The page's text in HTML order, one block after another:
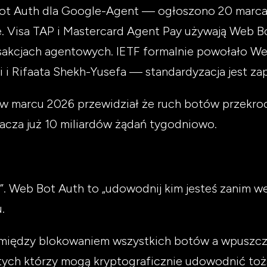
Auth dla Google-Agent — ogłoszono 20
Visa TAP i Mastercard Agent Pay używają Web
agentowych. IETF formalnie powołało
i Rifaata Shekh-Yusefa — standardyzacja jest
marcu 2026 przewidział że ruch botów
już 10 miliardów żądań tygodniowo.
Web Bot Auth to „udowodnij kim jesteś zanim
blokowaniem wszystkich botów a
którzy mogą kryptograficznie udowodnić